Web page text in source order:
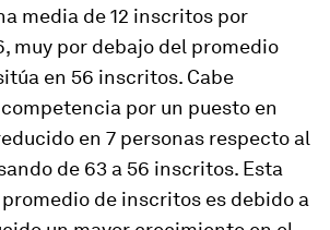
media de 12 inscritos por
muy por debajo del promedio
en 56 inscritos. Cabe
por un puesto en
en 7 personas respecto al
de 63 a 56 inscritos. Esta
de inscritos es debido a